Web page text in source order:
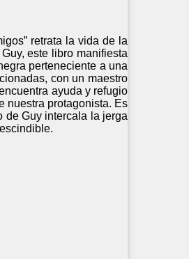
retrata la vida de la
este libro manifiesta
perteneciente a una
con un maestro
ayuda y refugio
nuestra protagonista. Es
de Guy intercala la jerga